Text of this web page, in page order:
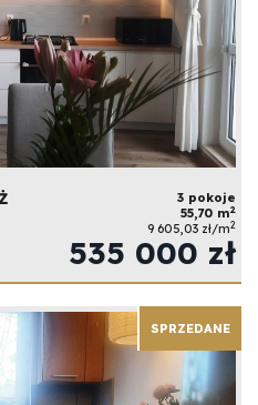
3 pokoje
55,70 m2
9 605,03 zł/m2
535 000 zł
SPRZEDANE